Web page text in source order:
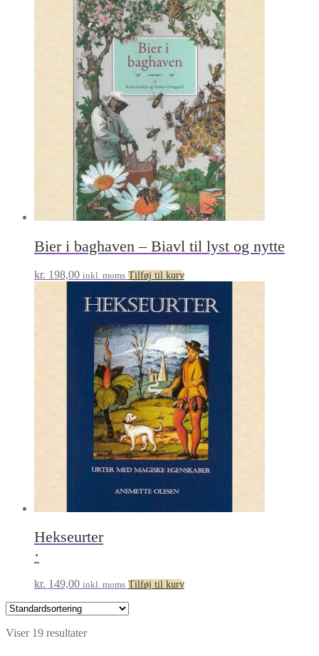
Bier i baghaven – Biavl til lyst og nytte
kr. 198,00 inkl. moms Tilføj til kurv
Hekseurter
·
kr. 149,00 inkl. moms Tilføj til kurv
Viser 19 resultater